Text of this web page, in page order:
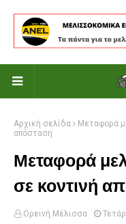
Αρχική σελίδα
Μεταφορά
απόσταση
Μεταφορά
σε κοντινή
Ορεινή Μέλισσα